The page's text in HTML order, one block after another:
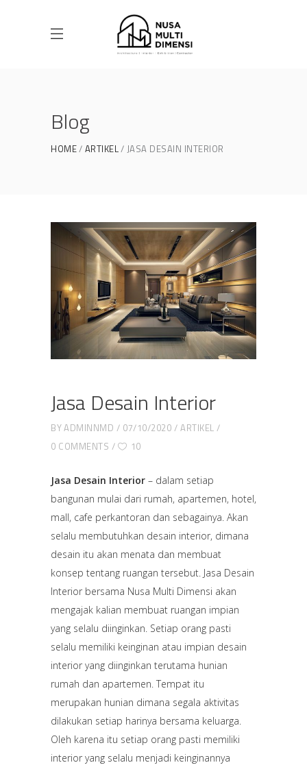
Blog
HOME ARTIKEL JASA DESAIN INTERIOR
Jasa Desain Interior
BYADMINNMD 07/10/2020
ARTIKEL
0 COMMENTS
10
Jasa Desain Interior – dalam setiap
bangunan mulai dari rumah, apartemen, hotel,
mall, cafe perkantoran dan sebagainya. Akan
selalu membutuhkan desain interior, dimana
desain itu akan menata dan membuat
konsep tentang ruangan tersebut. Jasa Desain
Interior bersama Nusa Multi Dimensi akan
mengajak kalian membuat ruangan impian
yang selalu diinginkan. Setiap orang pasti
selalu memiliki keinginan atau impian desain
interior yang diinginkan terutama hunian
rumah dan apartemen. Tempat itu
merupakan hunian dimana segala aktivitas
dilakukan setiap harinya bersama keluarga.
Oleh karena itu setiap orang pasti memiliki
interior yang selalu menjadi keinginannya